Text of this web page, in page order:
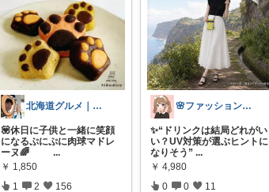
北海道グルメ｜まさ
💟休日に子供と一緒に笑顔
になるぷにぷに肉球マドレ
ーヌ🌈
...
￥ 1,850
1 2 156
🌸ファッションハナコの可愛さラボ🌸
✨“ドリンクは結局どれがい
い？UV対策が選ぶヒントに
なりそう” ...
￥ 4,980
0 0 11